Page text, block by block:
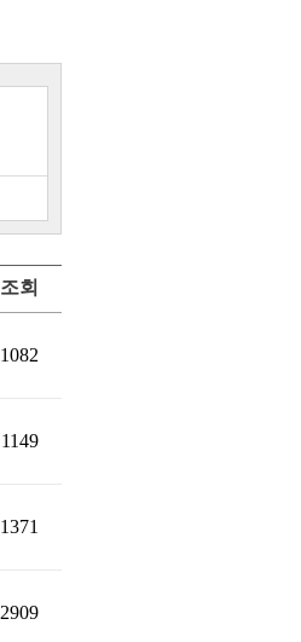
조회
1082
1149
1371
2909